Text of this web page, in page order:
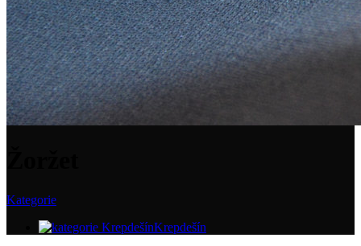
Kategorie
Krepdešín